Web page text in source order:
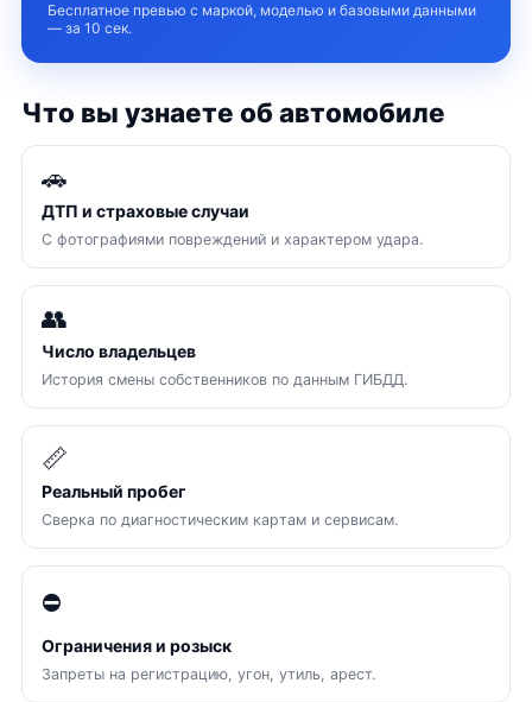
Бесплатное превью с маркой, моделью и базовыми данными
— за 10 сек.
Что вы узнаете об автомобиле
🚗
ДТП и страховые случаи
С фотографиями повреждений и характером удара.
👥
Число владельцев
История смены собственников по данным ГИБДД.
📏
Реальный пробег
Сверка по диагностическим картам и сервисам.
⛔
Ограничения и розыск
Запреты на регистрацию, угон, утиль, арест.